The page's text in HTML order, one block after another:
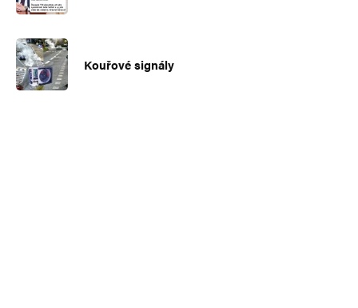
Kouřové signály